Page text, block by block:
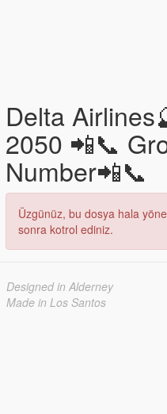
Delta
2050 📲📞
Number📲📞
Üzgünüz, bu dosya hala
sonra kotrol ediniz.
Designed in Alderney
Made in Los Santos